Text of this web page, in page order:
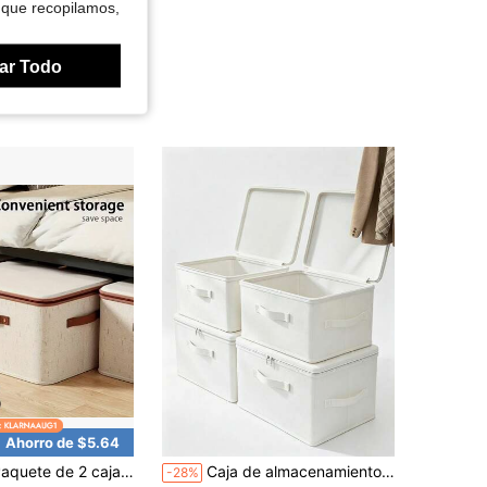
Ahorro de $5.64
de 2 cajas de almacenamiento plegables de gran capacidad para guardar ropa, libros y más
en nuevo Contenedores de almacenamiento
-28% Caja de almacenamiento de tela con cremallera, organizador de gran capacidad para ropa & edredones, 3 asas portátiles, contenedor de almacenamiento apilable a prueba de humedad y polvo para armario, adecuado para ropa, edredones, suéteres, artículos diversos, ahorro de espacio
recopilamos,
Todo